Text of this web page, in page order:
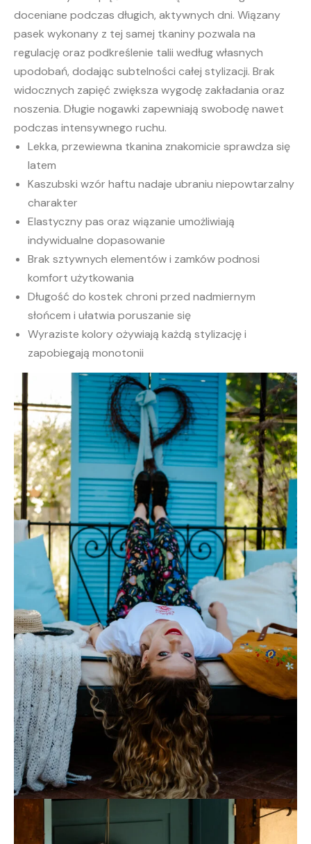
doceniane podczas długich, aktywnych dni. Wiązany
pasek wykonany z tej samej tkaniny pozwala na
regulację oraz podkreślenie talii według własnych
upodobań, dodając subtelności całej stylizacji. Brak
widocznych zapięć zwiększa wygodę zakładania oraz
noszenia. Długie nogawki zapewniają swobodę nawet
podczas intensywnego ruchu.
Lekka, przewiewna tkanina znakomicie sprawdza się
latem
Kaszubski wzór haftu nadaje ubraniu niepowtarzalny
charakter
Elastyczny pas oraz wiązanie umożliwiają
indywidualne dopasowanie
Brak sztywnych elementów i zamków podnosi
komfort użytkowania
Długość do kostek chroni przed nadmiernym
słońcem i ułatwia poruszanie się
Wyraziste kolory ożywiają każdą stylizację i
zapobiegają monotonii